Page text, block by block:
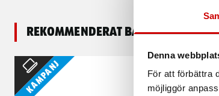
Denna
För att förbättra
möjliggör
Rekommenderat baserat på
Kampanj